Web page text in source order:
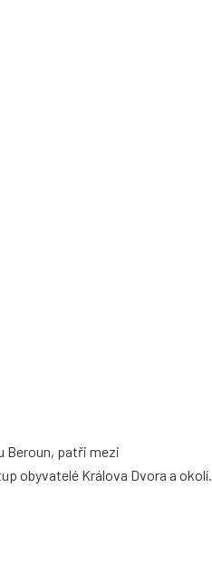
Beroun, patři mezi
obyvatelé Králova Dvora a okolí.